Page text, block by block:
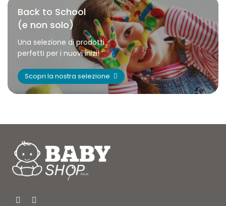
Back to School
(e non solo)
Una selezione di prodotti
perfetti per i nuovi inizi!
Scopri la nostra selezione